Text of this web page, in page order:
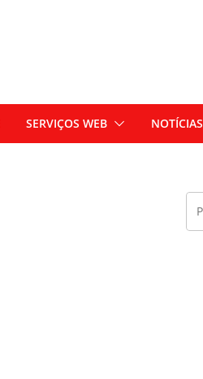
SERVIÇOS WEB NOTÍCIAS